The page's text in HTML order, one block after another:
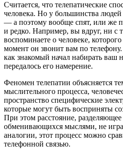
Считается, что телепатические
человека. Но у большинства
— а поэтому вообще спят, или же
и редко. Например, вы вдруг, ни с
воспоминаете о человеке,
момент он звонит вам по
как знакомый начал набирать ваш
передалось его намерение.
Феномен телепатии объясняется
мыслительного процесса,
пространство специфические
которые могут быть восприняты
При этом расстояние,
обменивающихся мыслями, не
аналогии, этот процесс можно
телефонной связью.